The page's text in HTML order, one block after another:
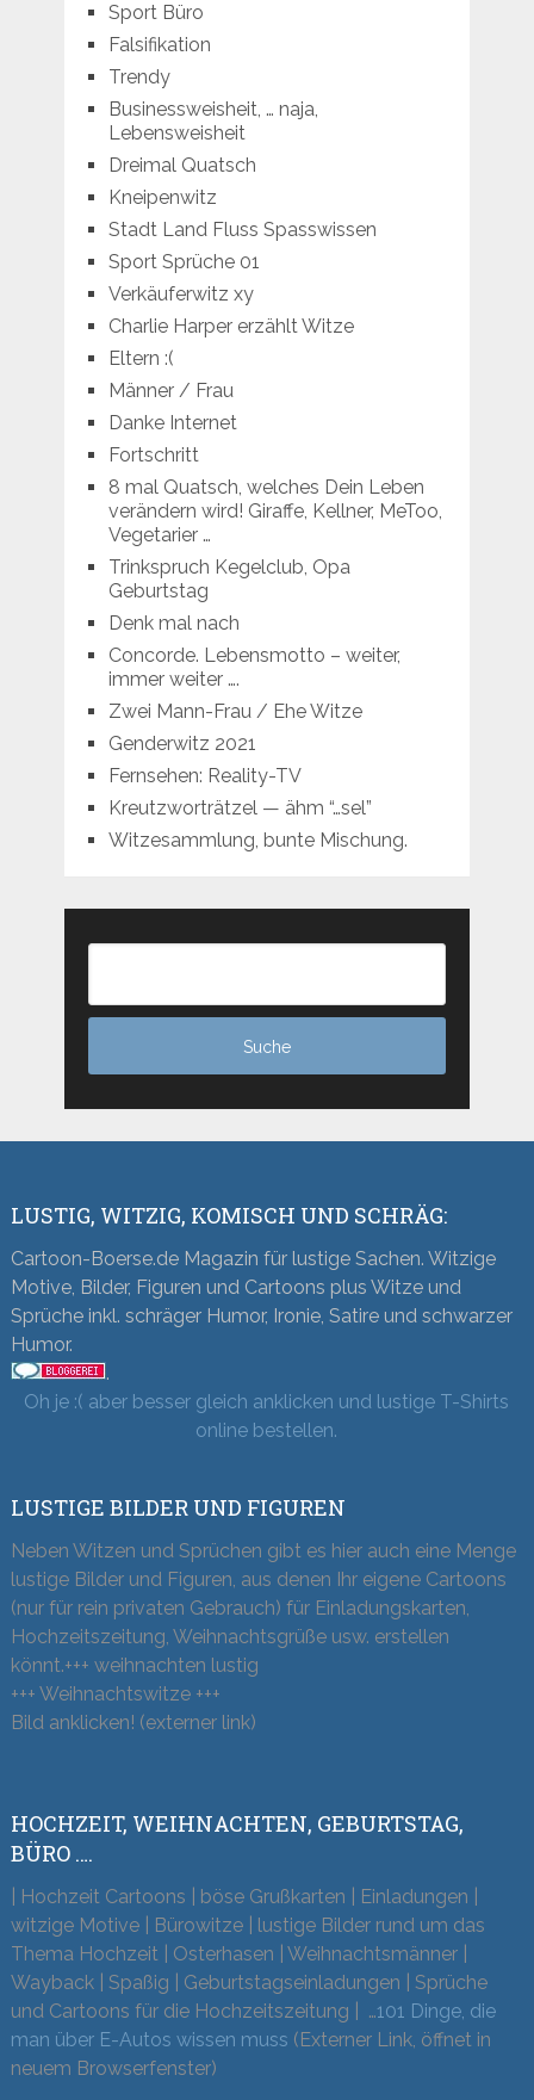
Sport Büro
Falsifikation
Trendy
Businessweisheit, … naja,
Lebensweisheit
Dreimal Quatsch
Kneipenwitz
Stadt Land Fluss Spasswissen
Sport Sprüche 01
Verkäuferwitz xy
Charlie Harper erzählt Witze
Eltern :(
Männer / Frau
Danke Internet
Fortschritt
8 mal Quatsch, welches Dein Leben
verändern wird! Giraffe, Kellner, MeToo,
Vegetarier …
Trinkspruch Kegelclub, Opa
Geburtstag
Denk mal nach
Concorde. Lebensmotto – weiter,
immer weiter ….
Zwei Mann-Frau / Ehe Witze
Genderwitz 2021
Fernsehen: Reality-TV
Kreutzworträtzel — ähm “…sel”
Witzesammlung, bunte Mischung.
LUSTIG, WITZIG, KOMISCH UND SCHRÄG:
Cartoon-Boerse.de Magazin für lustige Sachen. Witzige
Motive, Bilder, Figuren und Cartoons plus Witze und
Sprüche inkl. schräger Humor, Ironie, Satire und schwarzer
Humor.
.
Oh je :( aber besser gleich anklicken und lustige T-Shirts
online bestellen.
LUSTIGE BILDER UND FIGUREN
Neben Witzen und Sprüchen gibt es hier auch eine Menge
lustige Bilder und Figuren, aus denen Ihr eigene Cartoons
(nur für rein privaten Gebrauch) für Einladungskarten,
Hochzeitszeitung, Weihnachtsgrüße usw. erstellen
könnt.+++ weihnachten lustig
+++ Weihnachtswitze +++
Bild anklicken! (externer link)
HOCHZEIT, WEIHNACHTEN, GEBURTSTAG,
BÜRO ….
| Hochzeit Cartoons | böse Grußkarten | Einladungen |
witzige Motive | Bürowitze | lustige Bilder rund um das
Thema Hochzeit | Osterhasen | Weihnachtsmänner |
Wayback | Spaßig | Geburtstagseinladungen | Sprüche
und Cartoons für die Hochzeitszeitung | …101 Dinge, die
man über E-Autos wissen muss (Externer Link, öffnet in
neuem Browserfenster)